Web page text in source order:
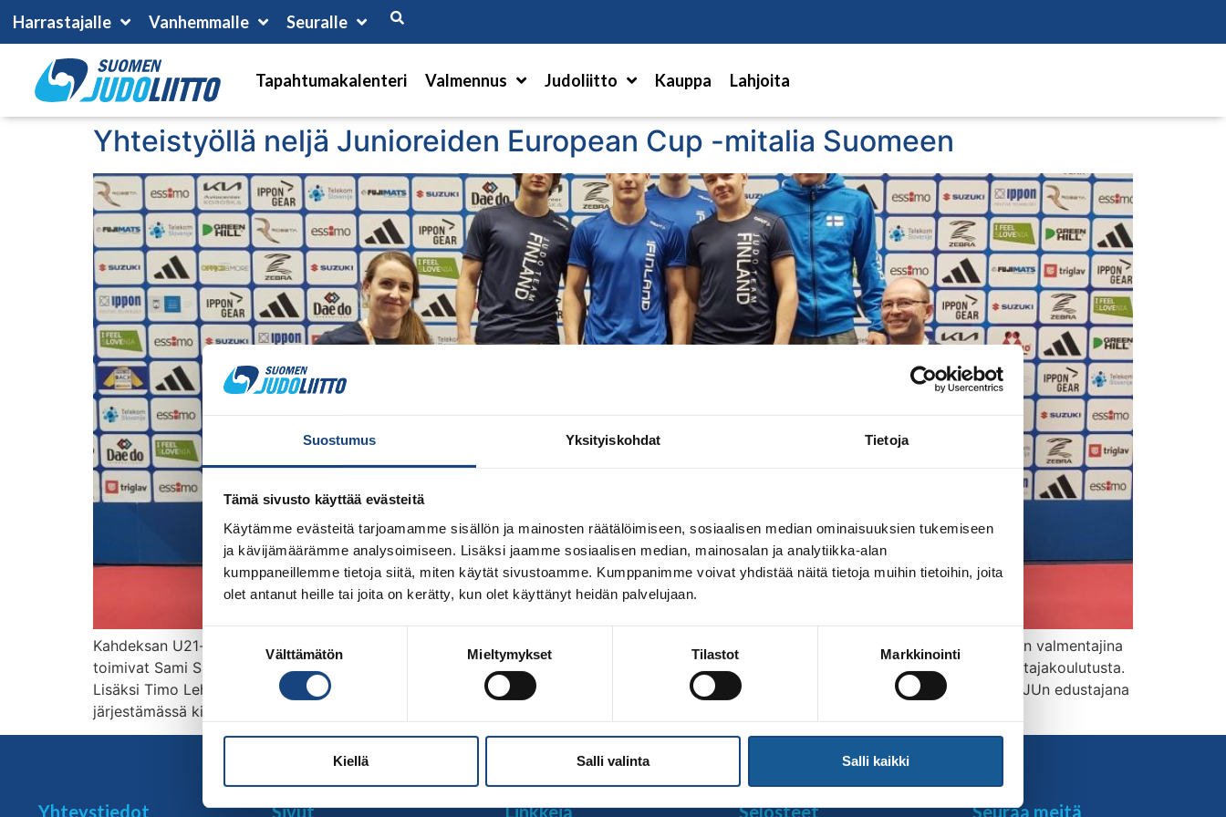
Suostumus Yksityiskohdat Tietoja
Tämä sivusto käyttää evästeitä
Käytämme evästeitä tarjoamamme sisällön ja mainosten räätälöimiseen, sosiaalisen median ominaisuuksien tukemiseen
ja kävijämäärämme analysoimiseen. Lisäksi jaamme sosiaalisen median, mainosalan ja analytiikka-alan
kumppaneillemme tietoja siitä, miten käytät sivustoamme. Kumppanimme voivat yhdistää näitä tietoja muihin tietoihin, joita
olet antanut heille tai joita on kerätty, kun olet käyttänyt heidän palvelujaan.
Välttämätön Mieltymykset Tilastot Markkinointi
Kiellä Salli valinta Salli kaikki
Harrastajalle Vanhemmalle Seuralle
Tapahtumakalenteri Valmennus Judoliitto Kauppa Lahjoita
Yhteistyöllä neljä Junioreiden European Cup -mitalia Suomeen
Kahdeksan U21-ikäistä urheilijaa otteli viime viikonloppuna 1.-2.7.2o23 Slovenj Gradec Junior European Cupissa Sloveniassa. Joukkueen valmentajina
toimivat Sami Salonen ja Katri Forssell, joka oli ensimmäistä kertaa kansainvälisessä kilpailussa valmentajana osana VOK3-Judovalmentajakoulutusta.
Lisäksi Timo Lehtonen toimi kilpailuissa tuomarina. Judoliiton Kansainvälisten asioiden työryhmän jäsenenäkin toimiva Tapio Mäki oli EJUn edustajana
järjestämässä kilpailuja. Kilpailuihin osallistui 347 judokaa 31 maasta. […]
Yhteystiedot Sivut Linkkejä Selosteet Seuraa meitä